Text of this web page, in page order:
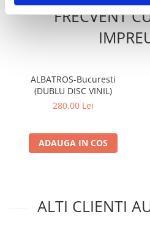
FRECVENT
ALBATROS-Bucuresti
(DUBLU DISC VINIL)
280,00 Lei
ADAUGA IN COS
ALTI CLIENTI